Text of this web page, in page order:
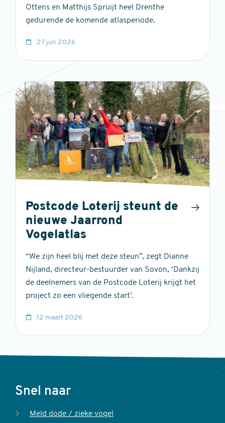
Ottens en Matthijs Spruijt heel Drenthe
gedurende de komende atlasperiode.
27 juli 2026
Postcode Loterij steunt de
nieuwe Jaarrond
Vogelatlas
“We zijn heel blij met deze steun”, zegt Dianne
Nijland, directeur-bestuurder van Sovon, ‘Dankzij
de deelnemers van de Postcode Loterij krijgt het
project zo een vliegende start’.
12 maart 2026
Voet
Snel naar
Meld dode / zieke vogel